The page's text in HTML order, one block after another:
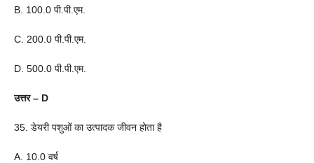
B. 100.0 पी.पी.एम.
C. 200.0 पी.पी.एम.
D. 500.0 पी.पी.एम.
उत्तर – D
35. डेयरी पशुओं का उत्पादक जीवन होता है
A. 10.0 वर्ष